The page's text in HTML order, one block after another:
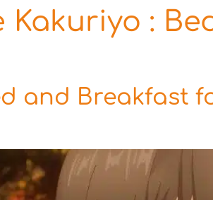
Kakuriyo :
and Breakfast